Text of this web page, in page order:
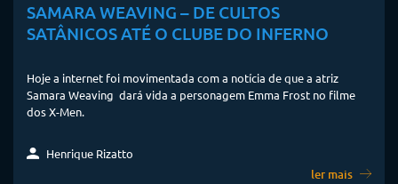
SAMARA WEAVING – DE CULTOS
SATÂNICOS ATÉ O CLUBE DO INFERNO
Hoje a internet foi movimentada com a notícia de que a atriz
Samara Weaving dará vida a personagem Emma Frost no filme
dos X-Men.
Henrique Rizatto
ler mais